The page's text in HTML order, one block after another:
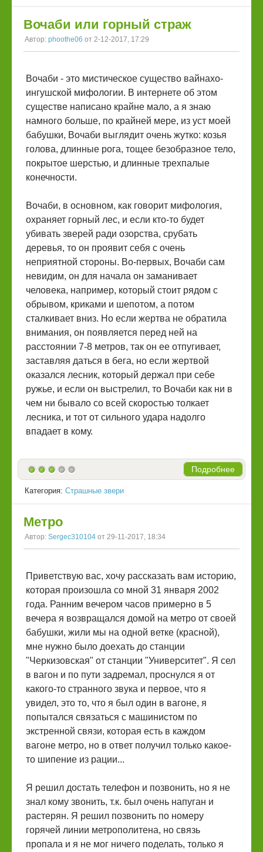
Вочаби или горный страж
Автор: phoothe06 от 2-12-2017, 17:29
Вочаби - это мистическое существо вайнахо-
ингушской мифологии. В интернете об этом
существе написано крайне мало, а я знаю
намного больше, по крайней мере, из уст моей
бабушки, Вочаби выглядит очень жутко: козья
голова, длинные рога, тощее безобразное тело,
покрытое шерстью, и длинные трехпалые
конечности.
Вочаби, в основном, как говорит мифология,
охраняет горный лес, и если кто-то будет
убивать зверей ради озорства, срубать
деревья, то он проявит себя с очень
неприятной стороны. Во-первых, Вочаби сам
невидим, он для начала он заманивает
человека, например, который стоит рядом с
обрывом, криками и шепотом, а потом
сталкивает вниз. Но если жертва не обратила
внимания, он появляется перед ней на
расстоянии 7-8 метров, так он ее отпугивает,
заставляя даться в бега, но если жертвой
оказался лесник, который держал при себе
ружье, и если он выстрелил, то Вочаби как ни в
чем ни бывало со всей скоростью толкает
лесника, и тот от сильного удара надолго
впадает в кому.
Подробнее
Категория: Страшные звери
Метро
Автор: Sergec310104 от 29-11-2017, 18:34
Приветствую вас, хочу рассказать вам историю,
которая произошла со мной 31 января 2002
года. Ранним вечером часов примерно в 5
вечера я возвращался домой на метро от своей
бабушки, жили мы на одной ветке (красной),
мне нужно было доехать до станции
"Черкизовская" от станции "Университет". Я сел
в вагон и по пути задремал, проснулся я от
какого-то странного звука и первое, что я
увидел, это то, что я был один в вагоне, я
попытался связаться с машинистом по
экстренной связи, которая есть в каждом
вагоне метро, но в ответ получил только какое-
то шипение из рации...
Я решил достать телефон и позвонить, но я не
знал кому звонить, т.к. был очень напуган и
растерян. Я решил позвонить по номеру
горячей линии метрополитена, но связь
пропала и я не мог ничего поделать, только я